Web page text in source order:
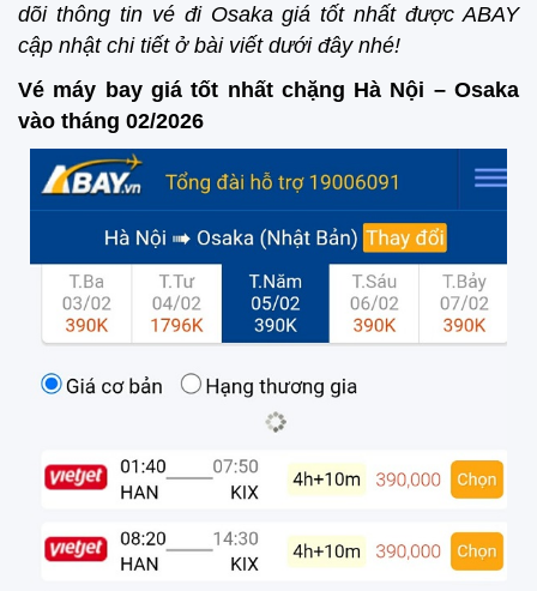
dõi thông tin vé đi Osaka giá tốt nhất được ABAY
cập nhật chi tiết ở bài viết dưới đây nhé!
Vé máy bay giá tốt nhất chặng Hà Nội – Osaka
vào tháng 02/2026